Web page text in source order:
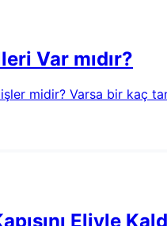
Var mıdır?
midir? Varsa bir kaç
Eliyle